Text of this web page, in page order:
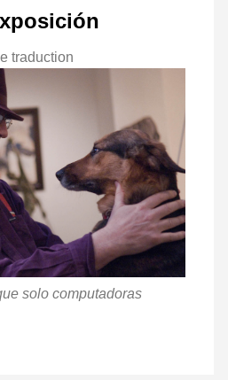
traduction
solo computadoras